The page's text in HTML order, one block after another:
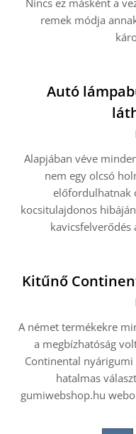
Nincs ez másként a
remek módja
Autó
Alapjában véve
nem egy olcsó
előfordulhatnak
kocsitulajdonos
Kitűnő
A német termékekre
a megbízhatóság
Continental
hatalmas
gumiwebshop.hu